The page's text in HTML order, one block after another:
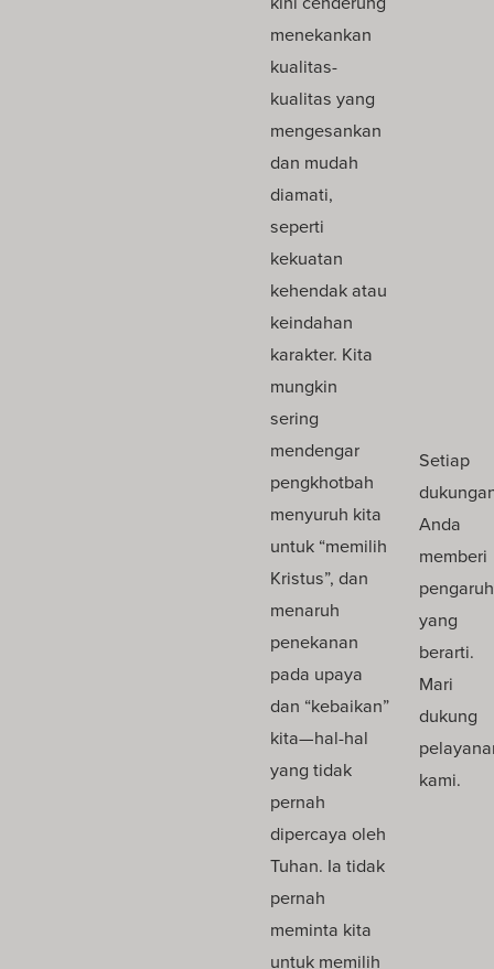
menekankan
kualitas-
kualitas yang
mengesankan
dan mudah
diamati,
seperti
kekuatan
kehendak atau
keindahan
karakter. Kita
mungkin
sering
mendengar
pengkhotbah
menyuruh kita
untuk “memilih
Kristus”, dan
menaruh
penekanan
pada upaya
dan “kebaikan”
kita—hal-hal
yang tidak
pernah
dipercaya oleh
Tuhan. Ia tidak
pernah
meminta kita
untuk memilih
Setiap
Anda
memberi
pengaruh
yang
berarti.
Mari
dukung
kami.